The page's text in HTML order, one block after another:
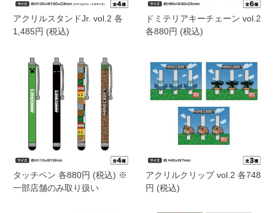
アクリルスタンドJr. vol.2 各
1,485円 (税込)
ドミテリアキーチェーン vol.2
各880円 (税込)
タッチペン 各880円 (税込) ※
一部店舗のみ取り扱い
アクリルクリップ vol.2 各748
円 (税込)